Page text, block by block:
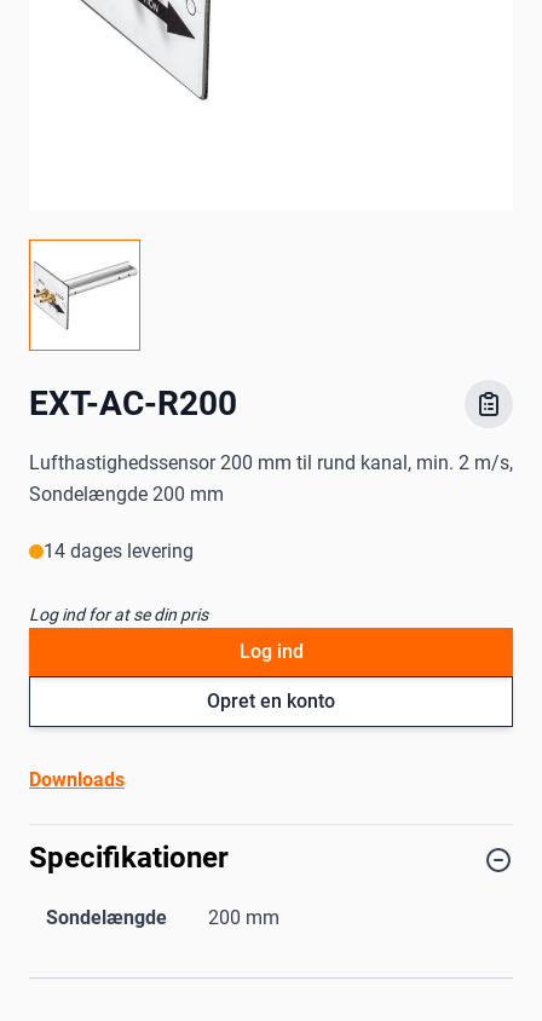
EXT-AC-R200
Lufthastighedssensor 200 mm til rund kanal, min. 2 m/s,
Sondelængde 200 mm
14 dages levering
Log ind for at se din pris
Opret en konto
Log ind
Downloads
Specifikationer
Sondelængde 200 mm